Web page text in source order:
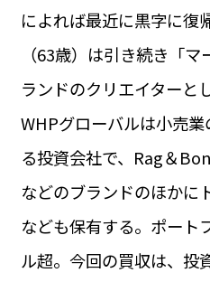
TAG
タグ
#パリ
#お土産 #トリビア
#
#フランスの教育制度
#アプリ
#カルカッソンヌ Carcassonne
#フランス生活
#レシピ #ビュ
#アルザス地方
#フランスの地方
によれば最近に黒字に復
（63歳）は引き続き「
ランドのクリエイターと
WHPグローバルは小売
る投資会社で、Rag＆
などのブランドのほかに
なども保有する。ポート
ル超。今回の買収は、投